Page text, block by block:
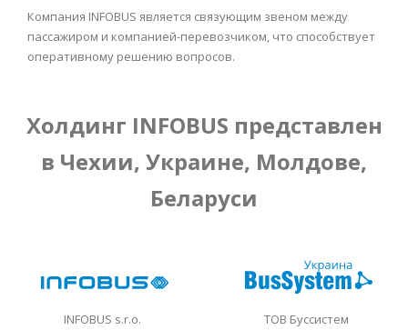
Компания INFOBUS является связующим звеном между
пассажиром и компанией-перевозчиком, что способствует
оперативному решению вопросов.
Холдинг INFOBUS представлен
в Чехии, Украине, Молдове,
Беларуси
INFOBUS s.r.o.
ТОВ Буссистем